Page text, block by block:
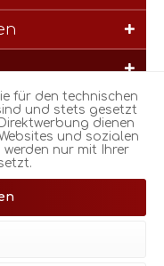
zzgl.Versandkostenund
anders beschrieben
für den technischen
und stets gesetzt
dienen
und sozialen
werden nur mit Ihrer